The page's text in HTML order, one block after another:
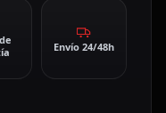
Envío 24/48h